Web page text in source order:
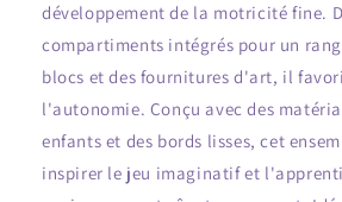
développement de la motricité fine.
compartiments intégrés pour un
blocs et des fournitures d'art, il
l'autonomie. Conçu avec des
enfants et des bords lisses, cet
inspirer le jeu imaginatif et